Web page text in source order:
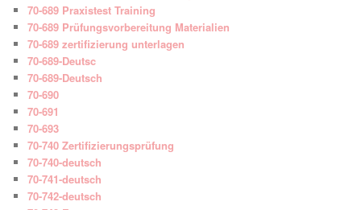
70-689 Praxistest Training
70-689 Prüfungsvorbereitung Materialien
70-689 zertifizierung unterlagen
70-689-Deutsc
70-689-Deutsch
70-690
70-691
70-693
70-740 Zertifizierungsprüfung
70-740-deutsch
70-741-deutsch
70-742-deutsch